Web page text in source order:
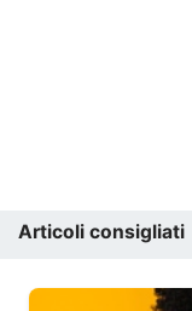
Articoli consigliati